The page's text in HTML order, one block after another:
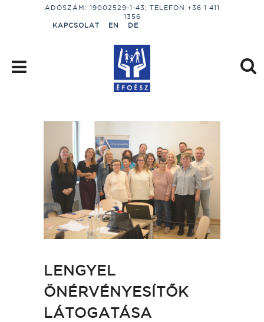
ADÓSZÁM: 19002529-1-43; TELEFON:+36 1 411
1356
KAPCSOLAT
EN DE
LENGYEL
ÖNÉRVÉNYESÍTŐK
LÁTOGATÁSA